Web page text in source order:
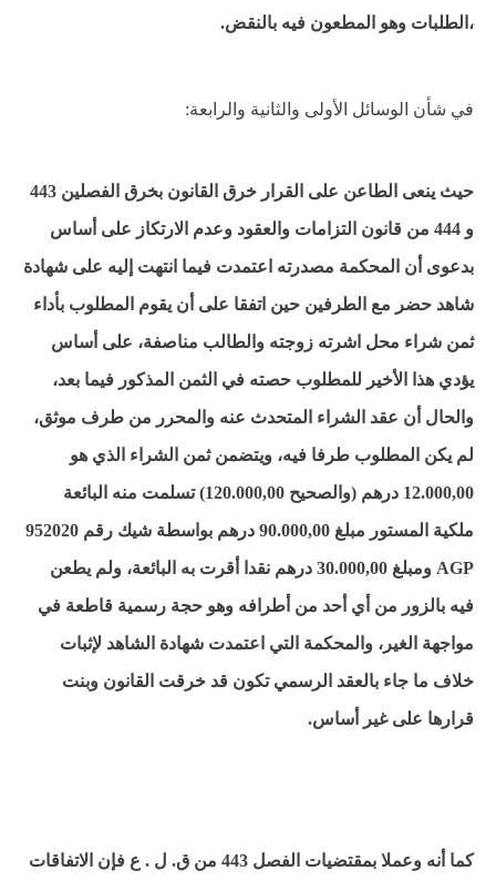
،الطلبات وهو المطعون فيه بالنقض.
في شأن الوسائل الأولى والثانية والرابعة:
حيث ينعى الطاعن على القرار خرق القانون بخرق الفصلين 443
و 444 من قانون التزامات والعقود وعدم الارتكاز على أساس
بدعوى أن المحكمة مصدرته اعتمدت فيما انتهت إليه على شهادة
شاهد حضر مع الطرفين حين اتفقا على أن يقوم المطلوب بأداء
ثمن شراء محل اشرته زوجته والطالب مناصفة، على أساس
يؤدي هذا الأخير للمطلوب حصته في الثمن المذكور فيما بعد،
والحال أن عقد الشراء المتحدث عنه والمحرر من طرف موثق،
لم يكن المطلوب طرفا فيه، ويتضمن ثمن الشراء الذي هو
12.000,00 درهم (والصحيح 120.000,00) تسلمت منه البائعة
ملكية المستور مبلغ 90.000,00 درهم بواسطة شيك رقم 952020
AGP ومبلغ 30.000,00 درهم نقدا أقرت به البائعة، ولم يطعن
فيه بالزور من أي أحد من أطرافه وهو حجة رسمية قاطعة في
مواجهة الغير، والمحكمة التي اعتمدت شهادة الشاهد لإثبات
خلاف ما جاء بالعقد الرسمي تكون قد خرقت القانون وبنت
قرارها على غير أساس.
كما أنه وعملا بمقتضيات الفصل 443 من ق. ل . ع فإن الاتفاقات